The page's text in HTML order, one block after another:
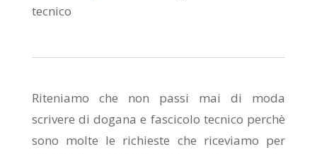
tecnico
Riteniamo che non passi mai di moda
scrivere di dogana e fascicolo tecnico perchè
sono molte le richieste che riceviamo per